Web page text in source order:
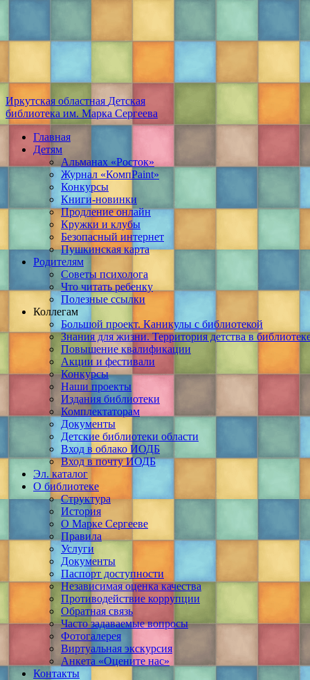
Иркутская областная Детская
библиотека им. Марка Сергеева
Главная
Детям
Альманах «Росток»
Журнал «КомпPaint»
Конкурсы
Книги-новинки
Продление онлайн
Кружки и клубы
Безопасный интернет
Пушкинская карта
Родителям
Советы психолога
Что читать ребенку
Полезные ссылки
Коллегам
Большой проект. Каникулы с библиотекой
Знания для жизни. Территория детства в
Повышение квалификации
Акции и фестивали
Конкурсы
Наши проекты
Издания библиотеки
Комплектаторам
Документы
Детские библиотеки области
Вход в облако ИОДБ
Вход в почту ИОДБ
Эл. каталог
О библиотеке
Структура
История
О Марке Сергееве
Правила
Услуги
Документы
Паспорт доступности
Независимая оценка качества
Противодействие коррупции
Обратная связь
Часто задаваемые вопросы
Фотогалерея
Виртуальная экскурсия
Анкета «Оцените нас»
Контакты